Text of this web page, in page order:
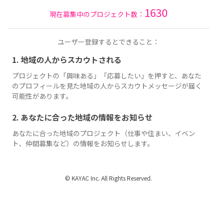
現在募集中のプロジェクト数： 1630
ユーザー登録するとできること：
1. 地域の人からスカウトされる
プロジェクトの「興味ある」「応募したい」を押すと、あなた
のプロフィールを見た地域の人からスカウトメッセージが届く
可能性があります。
2. あなたに合った地域の情報をお知らせ
あなたに合った地域のプロジェクト（仕事や住まい、イベン
ト、仲間募集など）の情報をお知らせします。
© KAYAC Inc. All Rights Reserved.